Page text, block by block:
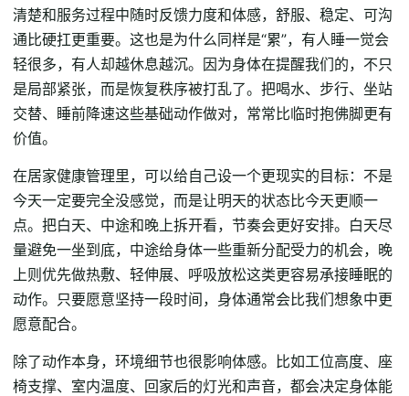
清楚和服务过程中随时反馈力度和体感，舒服、稳定、可沟
通比硬扛更重要。这也是为什么同样是“累”，有人睡一觉会
轻很多，有人却越休息越沉。因为身体在提醒我们的，不只
是局部紧张，而是恢复秩序被打乱了。把喝水、步行、坐站
交替、睡前降速这些基础动作做对，常常比临时抱佛脚更有
价值。
在居家健康管理里，可以给自己设一个更现实的目标：不是
今天一定要完全没感觉，而是让明天的状态比今天更顺一
点。把白天、中途和晚上拆开看，节奏会更好安排。白天尽
量避免一坐到底，中途给身体一些重新分配受力的机会，晚
上则优先做热敷、轻伸展、呼吸放松这类更容易承接睡眠的
动作。只要愿意坚持一段时间，身体通常会比我们想象中更
愿意配合。
除了动作本身，环境细节也很影响体感。比如工位高度、座
椅支撑、室内温度、回家后的灯光和声音，都会决定身体能